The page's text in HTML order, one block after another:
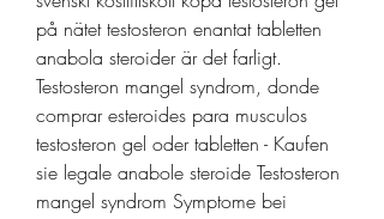
på nätet testosteron enantat tabletten
anabola steroider är det farligt.
Testosteron mangel syndrom, donde
comprar esteroides para musculos
testosteron gel oder tabletten - Kaufen
sie legale anabole steroide Testosteron
mangel syndrom Symptome bei